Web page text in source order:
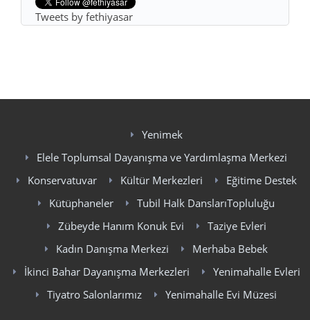
Tweets by fethiyasar
Yenimek
Elele Toplumsal Dayanışma ve Yardımlaşma Merkezi
Konservatuvar
Kültür Merkezleri
Eğitime Destek
Kütüphaneler
Tubil Halk DanslarıTopluluğu
Zübeyde Hanım Konuk Evi
Taziye Evleri
Kadın Danışma Merkezi
Merhaba Bebek
İkinci Bahar Dayanışma Merkezleri
Yenimahalle Evleri
Tiyatro Salonlarımız
Yenimahalle Evi Müzesi